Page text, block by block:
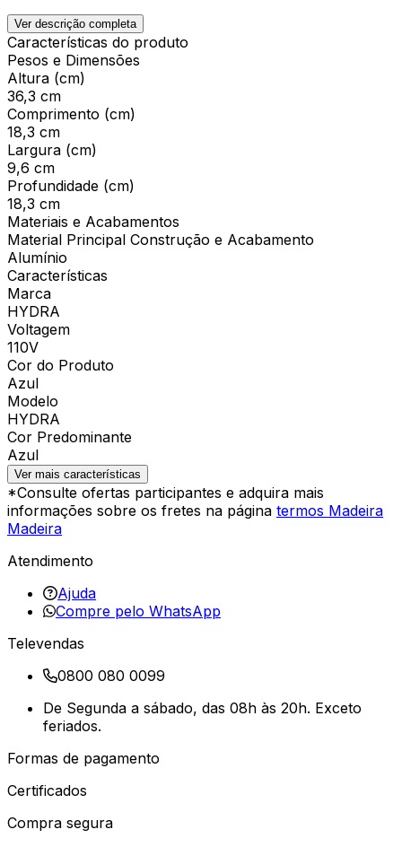
Ver descrição completa
Características do produto
Pesos e Dimensões
Altura (cm)
36,3 cm
Comprimento (cm)
18,3 cm
Largura (cm)
9,6 cm
Profundidade (cm)
18,3 cm
Materiais e Acabamentos
Material Principal Construção e Acabamento
Alumínio
Características
Marca
HYDRA
Voltagem
110V
Cor do Produto
Azul
Modelo
HYDRA
Cor Predominante
Azul
Ver mais características
*Consulte ofertas participantes e adquira mais
informações sobre os fretes na página termos Madeira
Madeira
Atendimento
Ajuda
Compre pelo WhatsApp
Televendas
0800 080 0099
De Segunda a sábado, das 08h às 20h. Exceto
feriados.
Formas de pagamento
Certificados
Compra segura